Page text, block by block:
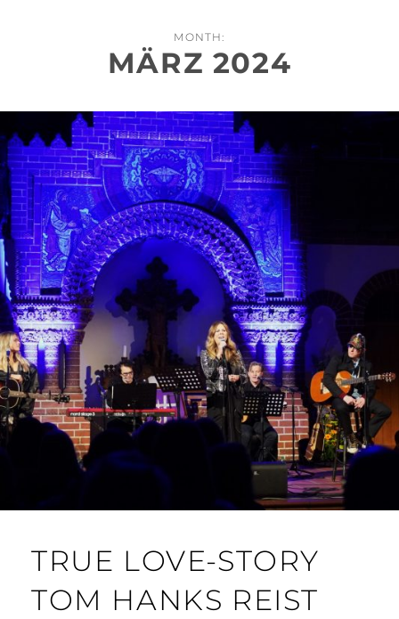
MONTH:
MÄRZ 2024
TRUE LOVE-STORY
TOM HANKS REIST